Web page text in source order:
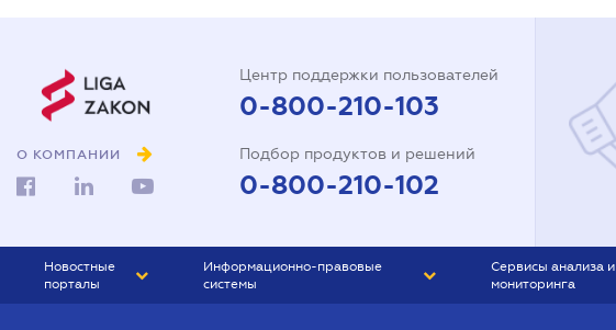
О КОМПАНИИ
Центр поддержки пользователей
0-800-210-103
Подбор продуктов и решений
0-800-210-102
Новостные
порталы
Информационно-правовые
системы
Сервисы анализа и
мониторинга